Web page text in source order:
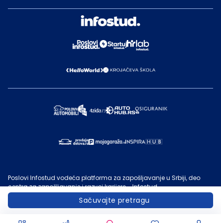
Sačuvajte pretragu
Poslovi Infostud vodeća platforma za zapošljavanje u Srbiji, deo
centra za zapošljavanje i razvoj karijere - Infostud.
©
Infostud rešenja d.o.o. Subotica
Poslovi.infostud.com
je vlasništvo Infostuda. Zabranjeno je njegovo